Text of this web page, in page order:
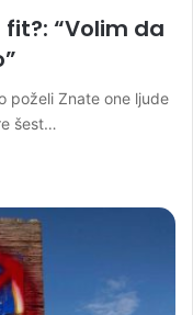
“Volim da
poželi Znate one ljude
šest…